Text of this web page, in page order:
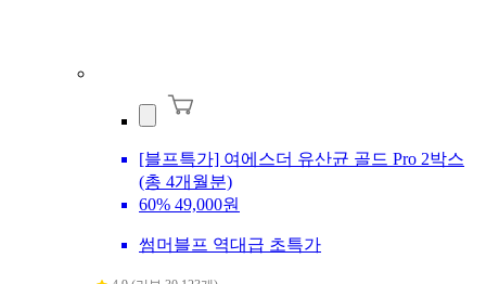
[블프특가] 여에스더 유산균 골드 Pro 2박스
(총 4개월분)
60% 49,000원
썸머블프 역대급 초특가